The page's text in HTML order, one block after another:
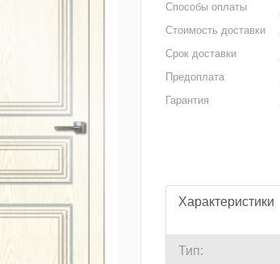
Способы оплаты
Стоимость доставки
Срок доставки
Предоплата
Гарантия
Характеристики
Тип: